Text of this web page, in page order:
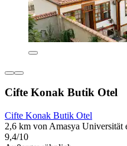
Cifte Konak Butik Otel
Cifte Konak Butik Otel
2,6 km von Amasya Universität
9,4/10